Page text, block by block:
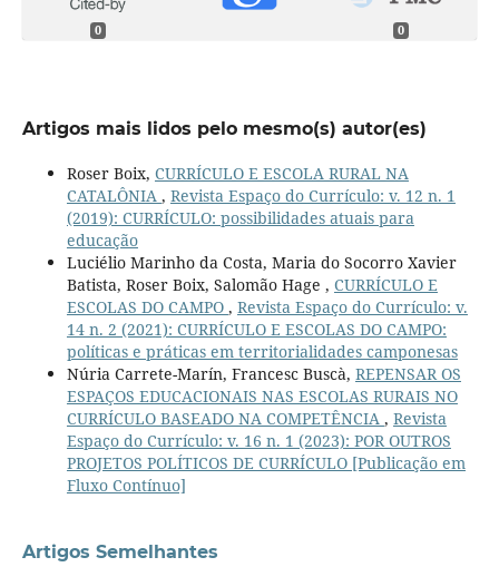
0 0
Artigos mais lidos pelo mesmo(s) autor(es)
Roser Boix, CURRÍCULO E ESCOLA RURAL NA
CATALÔNIA , Revista Espaço do Currículo: v. 12 n. 1
(2019): CURRÍCULO: possibilidades atuais para
educação
Luciélio Marinho da Costa, Maria do Socorro Xavier
Batista, Roser Boix, Salomão Hage , CURRÍCULO E
ESCOLAS DO CAMPO , Revista Espaço do Currículo: v.
14 n. 2 (2021): CURRÍCULO E ESCOLAS DO CAMPO:
políticas e práticas em territorialidades camponesas
Núria Carrete-Marín, Francesc Buscà, REPENSAR OS
ESPAÇOS EDUCACIONAIS NAS ESCOLAS RURAIS NO
CURRÍCULO BASEADO NA COMPETÊNCIA , Revista
Espaço do Currículo: v. 16 n. 1 (2023): POR OUTROS
PROJETOS POLÍTICOS DE CURRÍCULO [Publicação em
Fluxo Contínuo]
Artigos Semelhantes